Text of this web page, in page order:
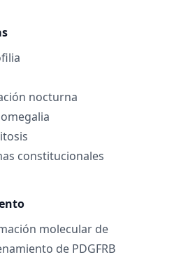
nocturna
constitucionales
molecular de
de PDGFRB